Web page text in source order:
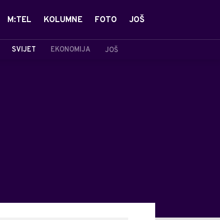
SVIJET EKONOMIJA JOŠ
M:TEL KOLUMNE FOTO JOŠ